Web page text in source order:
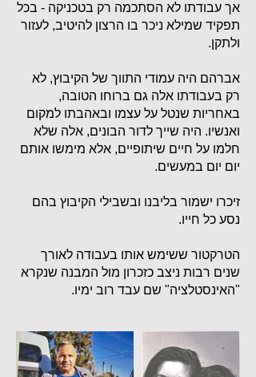
אך עבודתו לא הסתכמה רק בטכניקה - בכל
תפקיד שמילא ניכר בו הרצון להיטיב, לעזור
ולתקן.
אברהם היה עמודי התווך של הקיבוץ, לא
רק בעבודתו אלה גם ברוחו הטובה,
באחריות שנטל על עצמו ובאהבתו למקום
ואנשיו. היה שייך לדור הבונים, אלה שלא
חלמו על חיים שיתופיים, אלא מימשו אותם
יום יום במעשים.
זיכרו ישמור בליבנו ובשבילי הקיבוץ בהם
נסע כל חייו.
הטרקטור ששימש אותו בעבודה לאורך
שנים רבות ניצב כזכרון מול המבנה שנקרא
"האינסטלציה" שם עבד רוב ימיו.